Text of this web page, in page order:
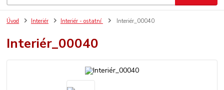
Úvod Interiér Interiér - ostatní Interiér_00040
Interiér_00040